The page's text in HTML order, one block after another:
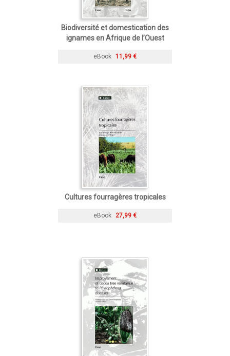
Biodiversité et domestication des
ignames en Afrique de l’Ouest
eBook 11,99 €
Cultures fourragères tropicales
eBook 27,99 €